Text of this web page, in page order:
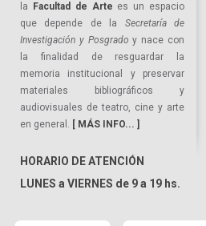
la
Facultad de Arte es un espacio
que depende de la Secretaría de
Investigación y Posgrado y nace con
la finalidad de resguardar la
memoria institucional y preservar
materiales bibliográficos y
audiovisuales de teatro, cine y arte
en general. [ MÁS INFO... ]
HORARIO DE ATENCIÓN
LUNES a VIERNES de 9 a 19 hs.